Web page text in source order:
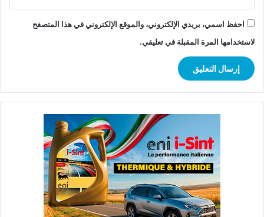
احفظ اسمي، بريدي الإلكتروني، والموقع الإلكتروني في هذا المتصفح
لاستخدامها المرة المقبلة في تعليقي.